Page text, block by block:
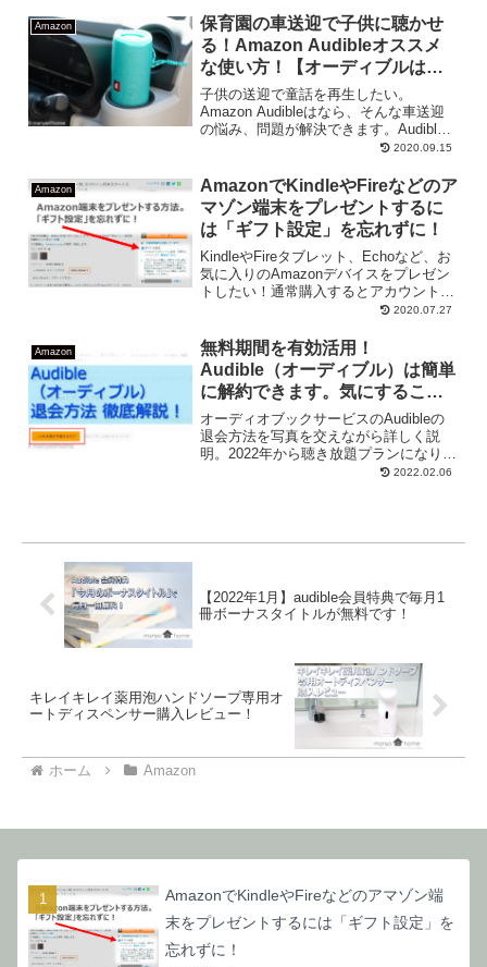
Amazon
保育園の車送迎で子供に聴かせ
る！Amazon Audibleオススメ
な使い方！【オーディブルは児
童書がすごい】
子供の送迎で童話を再生したい。
Amazon Audibleはなら、そんな車送迎
の悩み、問題が解決できます。Audible
がオススメな理由をまとめました。
2020.09.15
Amazon
AmazonでKindleやFireなどのア
マゾン端末をプレゼントするに
は「ギフト設定」を忘れずに！
KindleやFireタブレット、Echoなど、お
気に入りのAmazonデバイスをプレゼン
トしたい！通常購入するとアカウントが
登録されて出荷されるAmazon端末をギ
た。購入までの流れ＆もしギフト設定を
忘れてしまった場合の対処法を徹底解説
しました。
2020.07.27
Amazon
無料期間を有効活用！
Audible（オーディブル）は簡単
に解約できます。気にすること3
つ、手順は7つ。【2022年】
オーディオブックサービスのAudibleの
退会方法を写真を交えながら詳しく説
明。2022年から聴き放題プランになりま
したが、退会方法はどうなるの？と心配
2022.02.06
【2022年1月】audible会員特典で毎月1
冊ボーナスタイトルが無料です！
キレイキレイ薬用泡ハンドソープ専用オ
ートディスペンサー購入レビュー！
ホーム Amazon
AmazonでKindleやFireなどのアマゾン端
末をプレゼントするには「ギフト設定」を
忘れずに！